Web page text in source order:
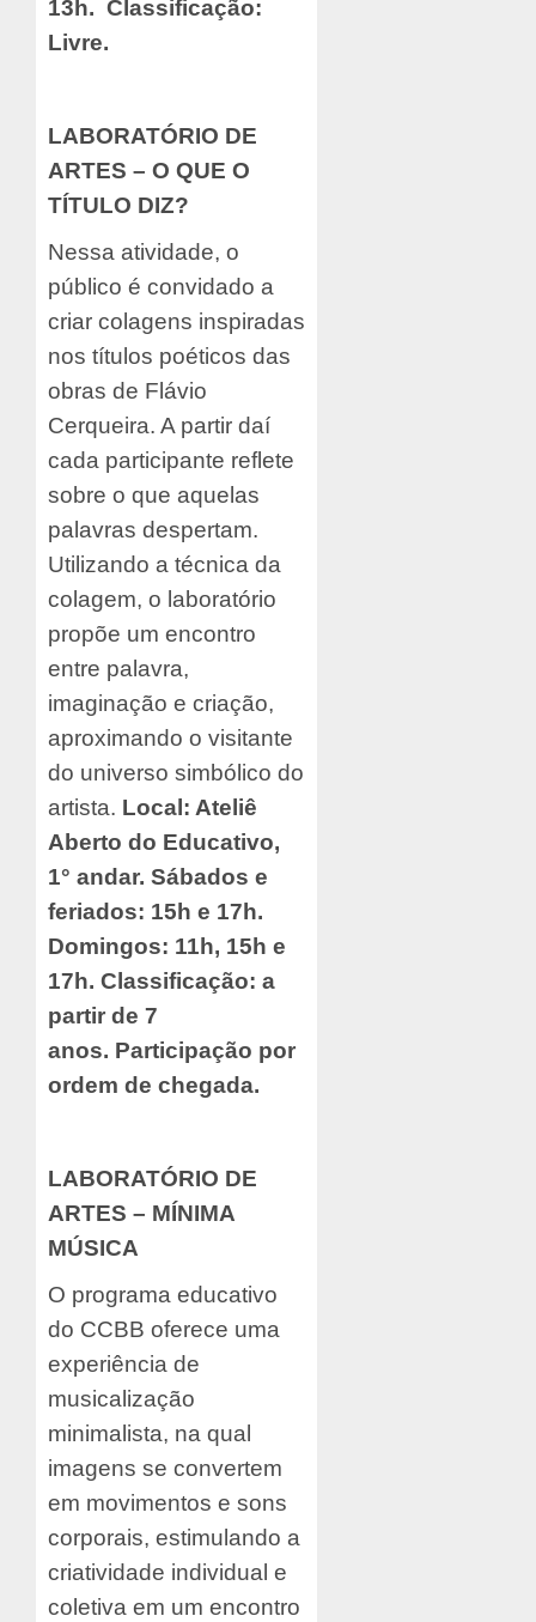
13h. C lassificação:
Livre.
LABORATÓRIO DE
ARTES – O QUE O
TÍTULO DIZ?
Nessa atividade, o
público é convidado a
criar colagens inspiradas
nos títulos poéticos das
obras de Flávio
Cerqueira. A partir daí
cada participante reflete
sobre o que aquelas
palavras despertam.
Utilizando a técnica da
colagem, o laboratório
propõe um encontro
entre palavra,
imaginação e criação,
aproximando o visitante
do universo simbólico do
artista. Local: Ateliê
Aberto do Educativo,
1° andar. Sábados e
feriados: 15h e 17h.
Domingos: 11h, 15h e
17h. Classificação: a
partir de 7
anos. Participação por
ordem de chegada.
LABORATÓRIO DE
ARTES – MÍNIMA
MÚSICA
O programa educativo
do CCBB oferece uma
experiência de
musicalização
minimalista, na qual
imagens se convertem
em movimentos e sons
corporais, estimulando a
criatividade individual e
coletiva em um encontro